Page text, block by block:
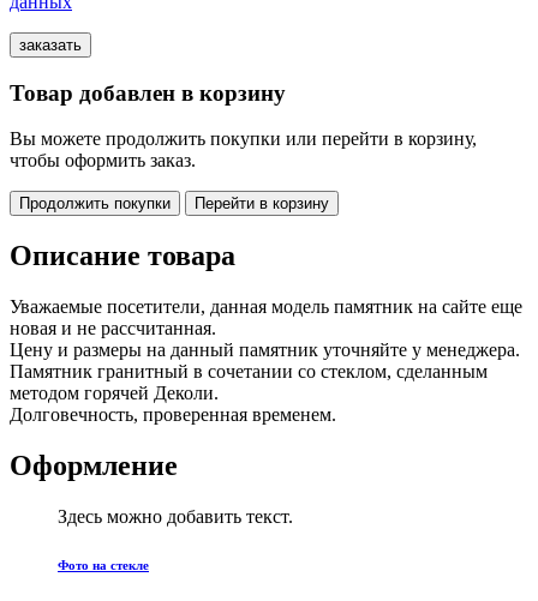
Товар добавлен в корзину
Вы можете продолжить покупки или перейти в корзину,
чтобы оформить заказ.
Продолжить покупки Перейти в корзину
Описание товара
Уважаемые посетители, данная модель памятник на сайте еще
новая и не рассчитанная.
Цену и размеры на данный памятник уточняйте у менеджера.
Памятник гранитный в сочетании со стеклом, сделанным
методом горячей Деколи.
Долговечность, проверенная временем.
Оформление
Здесь можно добавить текст.
Фото на стекле